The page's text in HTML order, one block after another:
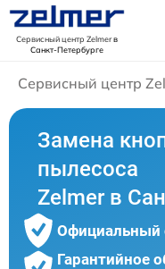
Сервисный центр Zelmerв
Санкт-Петербурге
Сервисный центр
Замена
пылесоса
Zelmer в
Официальный
Гарантийное